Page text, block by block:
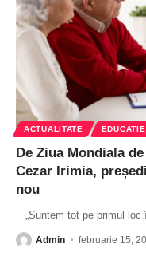
ACTUALITATE EDUCATIE
De Ziua Mondiala
Cezar Irimia,
nou
„Suntem tot pe primul loc
Admin februarie 15,